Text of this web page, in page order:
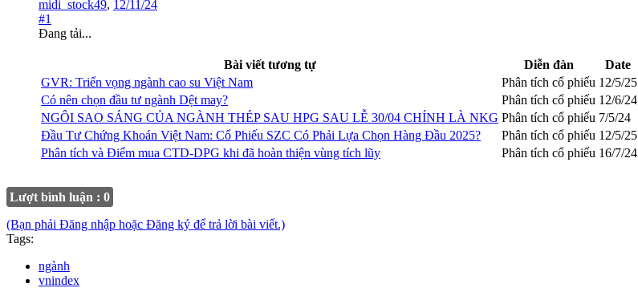
midi_stock49, 12/11/24
#1
Đang tải...
Bài viết tương tự Diễn đàn
Date
GVR: Triển vọng ngành cao su Việt Nam
Phân tích cổ phiếu 12/5/25
Có nên chọn đầu tư ngành Dệt may?
Phân tích cổ phiếu 12/6/24
NGÔI SAO SÁNG CỦA NGÀNH THÉP SAU HPG SAU LỄ 30/04 CHÍNH LÀ NKG Phân tích cổ phiếu 7/5/24
Đầu Tư Chứng Khoán Việt Nam: Cổ Phiếu SZC Có Phải Lựa Chọn Hàng Đầu 2025?
Phân tích cổ phiếu 12/5/25
Phân tích và Điểm mua CTD-DPG khi đã hoàn thiện vùng tích lũy
Phân tích cổ phiếu 16/7/24
Lượt bình luận : 0
(Bạn phải Đăng nhập hoặc Đăng ký để trả lời bài viết.)
Tags:
ngành
vnindex